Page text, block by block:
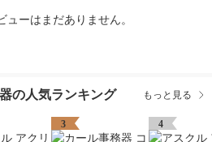
ューはまだありません。
の人気ランキング もっと見る
3 4